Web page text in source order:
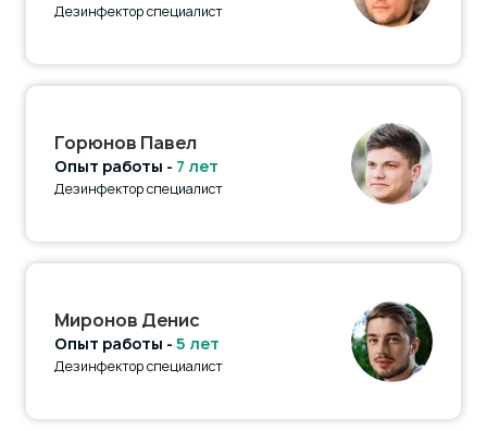
Дезинфектор специалист
Горюнов Павел
Опыт работы - 7 лет
Дезинфектор специалист
Миронов Денис
Опыт работы - 5 лет
Дезинфектор специалист